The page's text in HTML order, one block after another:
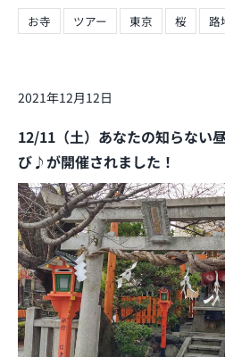
2021年12月12日
12/11（土）あなたの知らない
び♪が開催されました！
お寺 ツアー 東京 桜 路